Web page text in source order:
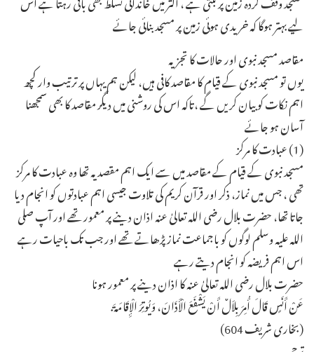
لیے بہتر ہوگا کہ خریدی ہوئی زمین پر مسجد بنائی جائے ـ
مقاصد مسجد نبوی اور حالات کا تجزیہ
یوں تو مسجد نبوی کے قیام کا مقاصد کافی ہیں، لیکن ہم یہاں پر ترتیب وار کچھ
اہم نکات کو بیان کریں گے ،تاکہ اس کی روشنی میں دیگر مقاصد کا بھی سمجھنا
آسان ہو جائے ـ
(1) عبادت کا مرکز
مسجد نبوی کے قیام کے مقاصد میں سے ایک اہم مقصد یہ تھا وہ عبادت کا مرکز
تھی ، جس میں نماز، ذکر اور قرآن کریم کی تلاوت جیسی اہم عبادتوں کو انجام دیا
جاتا تھا، حضرت بلال رضی اللہ تعالیٰ عنہ اذان دینے پر معمور تھے اور آپ صلی
اللہ علیہ وسلم لوگوں کو باجماعت نماز پڑھاتے تھے اور جب تک باحیات رہے
اس اہم فریضہ کو انجام دیتے رہے ـ
حضرت بلال رضی اللہ تعالیٰ عنہ کا اذان دینے پر معمور ہونا
عَنْ أَنَسٍ قَالَ أُمِرَ بِلاَلٌ أَنْ يَشْفَعَ الْأَذَانَ، وَيُوتِرَ الْإِقَامَةَ.
(بخاری شریف 604)